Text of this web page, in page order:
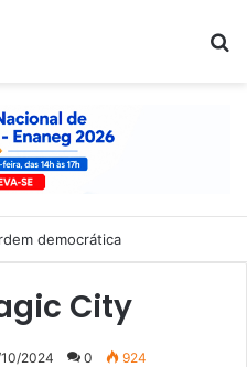
democrática
City
2024 0 924